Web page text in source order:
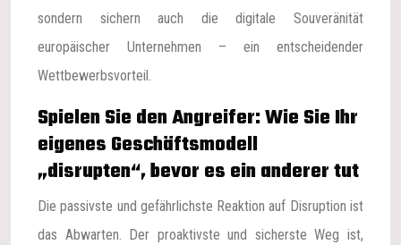
sondern sichern auch die digitale Souveränität
europäischer Unternehmen – ein entscheidender
Wettbewerbsvorteil.
Spielen Sie den Angreifer: Wie Sie Ihr
eigenes Geschäftsmodell
„disrupten“, bevor es ein anderer tut
Die passivste und gefährlichste Reaktion auf Disruption ist
das Abwarten. Der proaktivste und sicherste Weg ist,